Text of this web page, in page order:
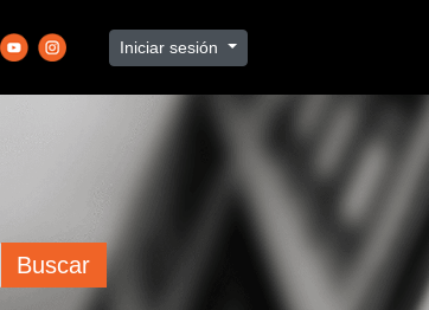
Iniciar sesión
Buscar